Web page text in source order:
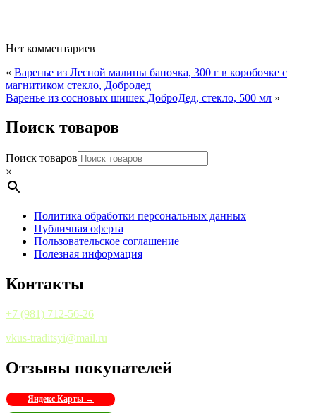
Нет комментариев
« Варенье из Лесной малины баночка, 300 г в коробочке с
магнитиком стекло, Добродед
Варенье из сосновых шишек ДоброДед, стекло, 500 мл »
Поиск товаров
Поиск товаров
×
Политика обработки персональных данных
Публичная оферта
Пользовательское соглашение
Полезная информация
Контакты
+7 (981) 712-56-26
vkus-traditsyi@mail.ru
Отзывы покупателей
Яндекс Карты →